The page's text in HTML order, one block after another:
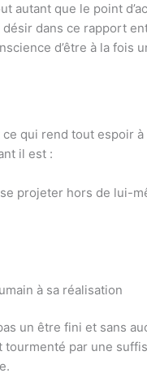
autant que le point
dans ce rapport
d’être à la fois
qui rend tout espoir
il est :
projeter hors de lui-
à sa réalisation
un être fini et sans
par une